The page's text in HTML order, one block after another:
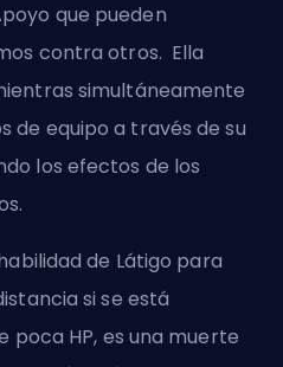
que pueden
contra otros. Ella
simultáneamente
de equipo a través de su
los efectos de los
de Látigo para
si se está
poca HP, es una muerte